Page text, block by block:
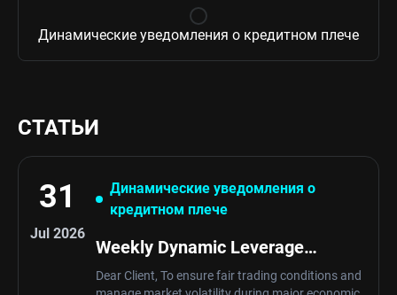
Динамические уведомления о кредитном плече
СТАТЬИ
31
Jul 2026
Динамические уведомления о
кредитном плече
Weekly Dynamic Leverage
Schedule Notification
Dear Client, To ensure fair trading conditions and